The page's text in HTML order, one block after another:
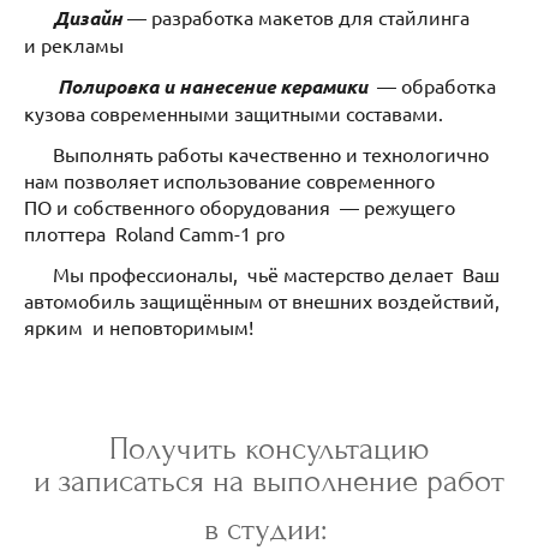
Дизайн— разработка макетов для стайлинга
и рекламы
Полировка и нанесение керамики— обработка
кузова современными защитными составами.
Выполнять работы качественно и технологично
нам позволяет использование современного
ПО и собственного оборудования — режущего
плоттера Roland Camm-1 pro
Мы профессионалы, чьё мастерство делает Ваш
автомобиль защищённым от внешних воздействий,
ярким и неповторимым!
Получить консультацию
и записаться на выполнение работ
в студии: